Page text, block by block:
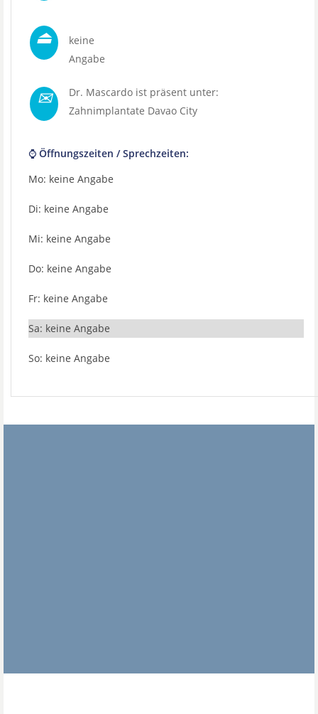
⏏
keine
Angabe
✉
Dr. Mascardo ist präsent unter:
Zahnimplantate Davao City
⌚ Öffnungszeiten / Sprechzeiten:
Mo: keine Angabe
Di: keine Angabe
Mi: keine Angabe
Do: keine Angabe
Fr: keine Angabe
Sa: keine Angabe
So: keine Angabe